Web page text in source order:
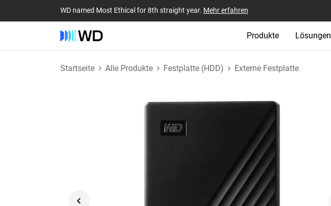
WD named Most Ethical for 8th straight year. Mehr erfahren
Produkte Lösungen
Startseite Alle Produkte Festplatte (HDD) Externe Festplatte